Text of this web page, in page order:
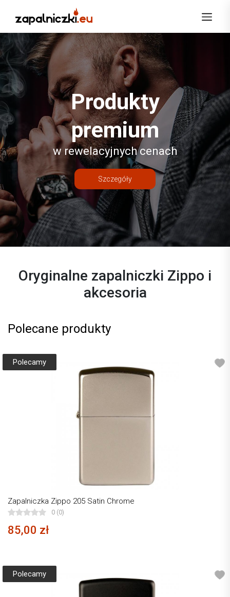
Produkty
premium
w rewelacyjnych cenach
Szczegóły
Oryginalne zapalniczki Zippo i
akcesoria
Polecane produkty
Polecamy
Zapalniczka Zippo 205 Satin Chrome
0 (0)
85,00 zł
Polecamy